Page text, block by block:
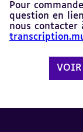
Pour
question en
nous contacter
VOIR